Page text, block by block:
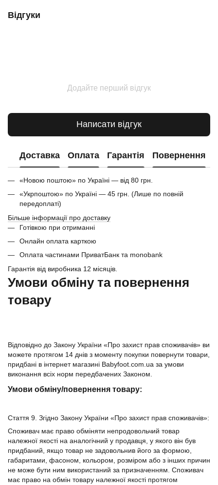
Відгуки
Додайте перший відгук
Написати відгук
Доставка Оплата Гарантія Повернення
«Новою поштою» по Україні — від 80 грн.
«Укрпоштою» по Україні — 45 грн. (Лише по повній
передоплаті)
Більше інформації про доставку
Готівкою при отриманні
Онлайн оплата карткою
Оплата частинами ПриватБанк та monobank
Гарантія від виробника 12 місяців.
Умови обміну та повернення
товару
Відповідно до Закону України «Про захист прав споживачів» ви
можете протягом 14 днів з моменту покупки повернути товари,
придбані в інтернет магазині Babyfoot.com.ua за умови
виконання всіх норм передбачених Законом.
Умови обміну/повернення товару:
Стаття 9. Згідно Закону України «Про захист прав споживачів»:
Споживач має право обміняти непродовольчий товар
належної якості на аналогічний у продавця, у якого він був
придбаний, якщо товар не задовольнив його за формою,
габаритами, фасоном, кольором, розміром або з інших причин
не може бути ним використаний за призначенням. Споживач
має право на обмін товару належної якості протягом